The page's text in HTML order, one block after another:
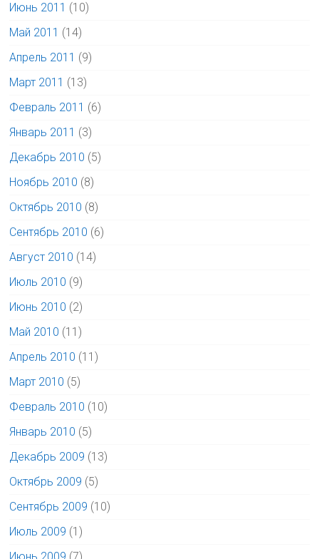
Июнь 2011 (10)
Май 2011 (14)
Апрель 2011 (9)
Март 2011 (13)
Февраль 2011 (6)
Январь 2011 (3)
Декабрь 2010 (5)
Ноябрь 2010 (8)
Октябрь 2010 (8)
Сентябрь 2010 (6)
Август 2010 (14)
Июль 2010 (9)
Июнь 2010 (2)
Май 2010 (11)
Апрель 2010 (11)
Март 2010 (5)
Февраль 2010 (10)
Январь 2010 (5)
Декабрь 2009 (13)
Октябрь 2009 (5)
Сентябрь 2009 (10)
Июль 2009 (1)